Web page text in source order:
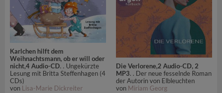
Karlchen hilft dem
Weihnachtsmann, ob er will oder
nicht,4 Audio-CD. . Ungekürzte
Lesung mit Britta Steffenhagen (4
CDs)
von Lisa-Marie Dickreiter
Die Verlorene,2 Audio-CD, 2
MP3. . Der neue fesselnde Roman
der Autorin von Elbleuchten
von Miriam Georg